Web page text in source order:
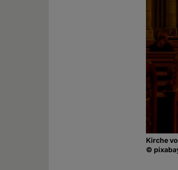
Kirche
©